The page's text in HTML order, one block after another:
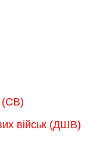
сторінці
(СВ)
військ (ДШВ)